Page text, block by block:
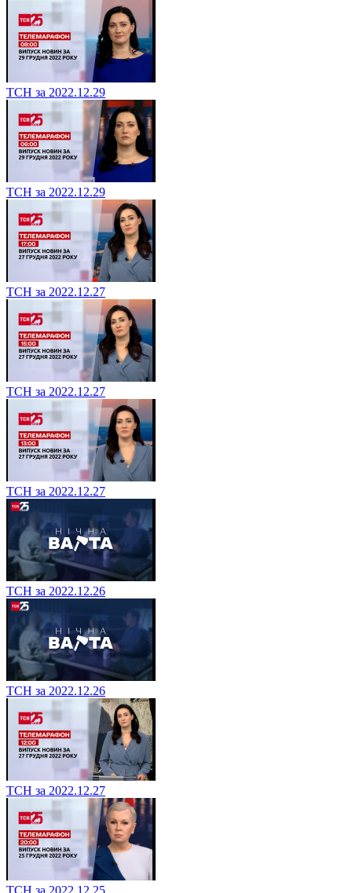
ТСН за 2022.12.29
ТСН за 2022.12.29
ТСН за 2022.12.27
ТСН за 2022.12.27
ТСН за 2022.12.27
ТСН за 2022.12.26
ТСН за 2022.12.26
ТСН за 2022.12.27
ТСН за 2022.12.25